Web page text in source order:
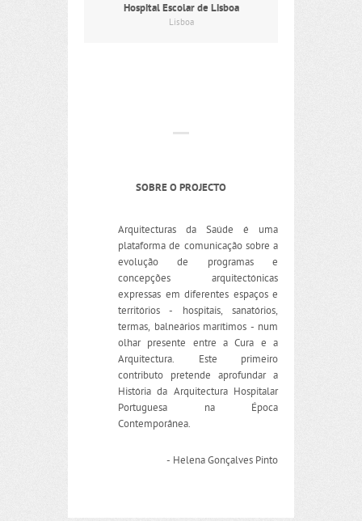
Hospital Escolar de Lisboa
Lisboa
SOBRE O PROJECTO
Arquitecturas da Saúde é uma
plataforma de comunicação sobre a
evolução de programas e
concepções arquitectónicas
expressas em diferentes espaços e
territórios - hospitais, sanatórios,
termas, balneários marítimos - num
olhar presente entre a Cura e a
Arquitectura. Este primeiro
contributo pretende aprofundar a
História da Arquitectura Hospitalar
Portuguesa na Época
Contemporânea.
- Helena Gonçalves Pinto